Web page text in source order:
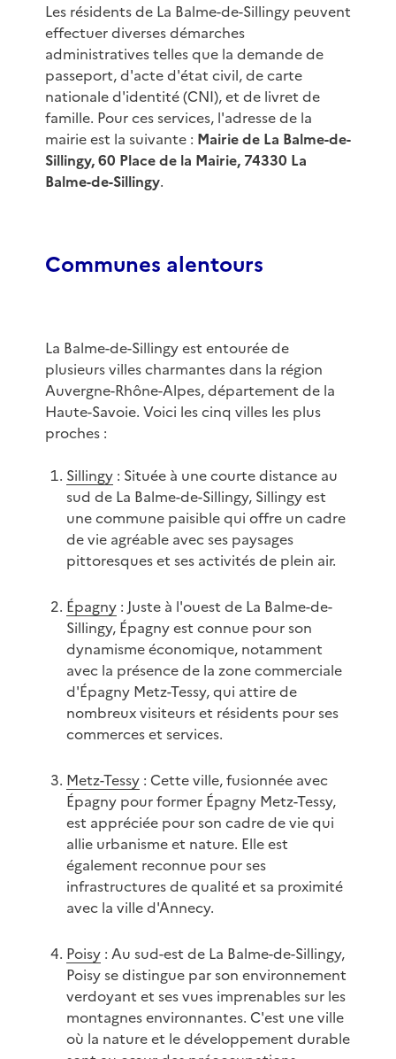
Les résidents de La Balme-de-Sillingy peuvent
effectuer diverses démarches
administratives telles que la demande de
passeport, d'acte d'état civil, de carte
nationale d'identité (CNI), et de livret de
famille. Pour ces services, l'adresse de la
mairie est la suivante : Mairie de La Balme-de-
Sillingy, 60 Place de la Mairie, 74330 La
Balme-de-Sillingy.
Communes alentours
La Balme-de-Sillingy est entourée de
plusieurs villes charmantes dans la région
Auvergne-Rhône-Alpes, département de la
Haute-Savoie. Voici les cinq villes les plus
proches :
Sillingy: Située à une courte distance au
sud de La Balme-de-Sillingy, Sillingy est
une commune paisible qui offre un cadre
de vie agréable avec ses paysages
pittoresques et ses activités de plein air.
Épagny: Juste à l'ouest de La Balme-de-
Sillingy, Épagny est connue pour son
dynamisme économique, notamment
avec la présence de la zone commerciale
d'Épagny Metz-Tessy, qui attire de
nombreux visiteurs et résidents pour ses
commerces et services.
Metz-Tessy: Cette ville, fusionnée avec
Épagny pour former Épagny Metz-Tessy,
est appréciée pour son cadre de vie qui
allie urbanisme et nature. Elle est
également reconnue pour ses
infrastructures de qualité et sa proximité
avec la ville d'Annecy.
Poisy: Au sud-est de La Balme-de-Sillingy,
Poisy se distingue par son environnement
verdoyant et ses vues imprenables sur les
montagnes environnantes. C'est une ville
où la nature et le développement durable